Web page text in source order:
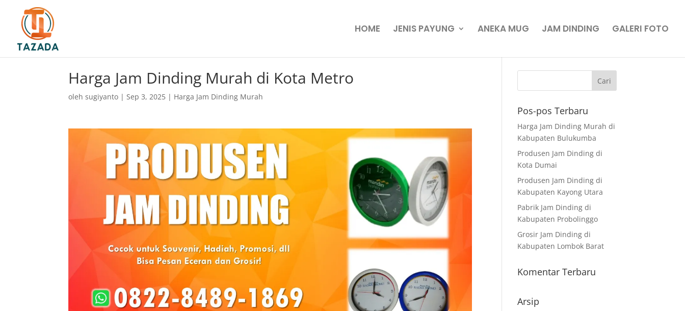
HOME JENIS PAYUNG ANEKA MUG JAM DINDING GALERI FOTO
Harga Jam Dinding Murah di Kota Metro
olehsugiyanto |Sep 3, 2025 | Harga Jam Dinding Murah
Pos-pos Terbaru
Harga Jam Dinding Murah di
Kabupaten Bulukumba
Produsen Jam Dinding di
Kota Dumai
Produsen Jam Dinding di
Kabupaten Kayong Utara
Pabrik Jam Dinding di
Kabupaten Probolinggo
Grosir Jam Dinding di
Kabupaten Lombok Barat
Komentar Terbaru
Arsip